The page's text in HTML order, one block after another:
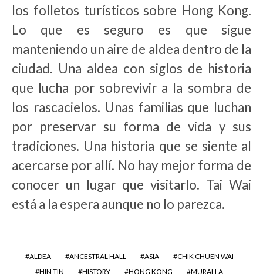
los folletos turísticos sobre Hong Kong.
Lo que es seguro es que sigue
manteniendo un aire de aldea dentro de la
ciudad. Una aldea con siglos de historia
que lucha por sobrevivir a la sombra de
los rascacielos. Unas familias que luchan
por preservar su forma de vida y sus
tradiciones. Una historia que se siente al
acercarse por allí. No hay mejor forma de
conocer un lugar que visitarlo. Tai Wai
está a la espera aunque no lo parezca.
ALDEA ANCESTRAL HALL ASIA
CHIK CHUEN WAI
HIN TIN
HISTORY HONG KONG
MURALLA